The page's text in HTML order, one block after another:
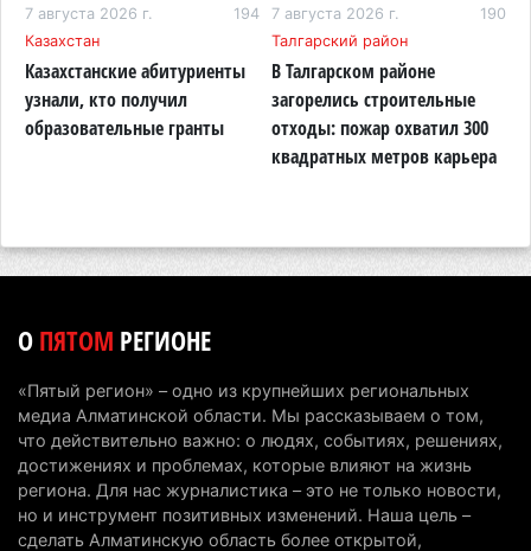
6 августа 2026 г. 17:04 153
Проезд по БАКАД резко подорожал: в
Алматинской области начали действовать новые
тарифы
210
первоклассников начнут учить искусственному
6 августа 2026 г. 10:47
Казахстанцы назвали доход, при котором не
считают себя бедными
6 августа 2026 г. 09:52 161
7 августа 2026 г.
194
Казахстан
Казахстанские абитуриенты
узнали, кто получил
образовательные гранты
7 августа 2026 г.
190
Талгарский район
В Талгарском районе
загорелись строительные
отходы: пожар охватил 300
квадратных метров карьера
ОПЯТОМ РЕГИОНЕ
«Пятый регион» – одно из крупнейших региональных
медиа Алматинской области. Мы рассказываем о том,
что действительно важно: о людях, событиях, решениях,
достижениях и проблемах, которые влияют на жизнь
региона. Для нас журналистика – это не только новости,
но и инструмент позитивных изменений. Наша цель –
сделать Алматинскую область более открытой,